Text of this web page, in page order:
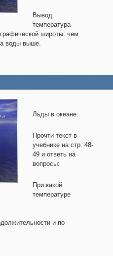
Вывод:
температура
широты: чем
воды выше.
Льды в океане.
Прочти текст в
учебнике на стр. 48-
49 и ответь на
вопросы:
При какой
температуре
и по